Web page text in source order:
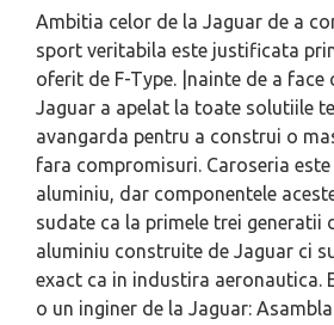
Ambitia celor de la Jaguar de a
sport veritabila este justificata
oferit de F-Type. |nainte de a face
Jaguar a apelat la toate solutiile
avangarda pentru a construi o
fara compromisuri. Caroseria
aluminiu, dar componentele
sudate ca la primele trei generatii
aluminiu construite de Jaguar ci
exact ca in industira aeronautica.
o un inginer de la Jaguar: